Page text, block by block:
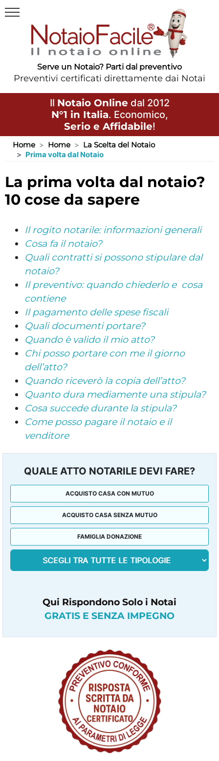
Serve un Notaio? Parti dal preventivo
Preventivi certificati direttamente dai Notai
Il Notaio Online dal 2012
N°1 in Italia. Economico,
Serio e Affidabile!
Home Home
La Scelta del Notaio
Prima volta dal Notaio
la prima volta dal notaio?
10 cose da sapere
Il rogito notarile: informazioni generali
Cosa fa il notaio?
Quali contratti si possono stipulare dal
notaio?
Il preventivo: quando chiederlo e cosa
contiene
Il pagamento delle spese fiscali
Quali documenti portare?
Quando è valido il mio atto?
Chi posso portare con me il giorno
dell’atto?
Quando riceverò la copia dell’atto?
Quanto dura mediamente una stipula?
Cosa succede durante la stipula?
Come posso pagare il notaio e il
venditore
QUALE ATTO NOTARILE DEVI FARE?
ACQUISTO CASA CON MUTUO
ACQUISTO CASA SENZA MUTUO
FAMIGLIA DONAZIONE
Qui Rispondono Solo i Notai
GRATIS E SENZA IMPEGNO